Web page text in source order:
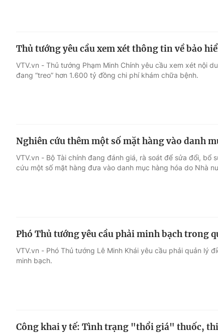
Thủ tướng yêu cầu xem xét thông tin về bảo
VTV.vn - Thủ tướng Phạm Minh Chính yêu cầu xem xét nội
đang “treo” hơn 1.600 tỷ đồng chi phí khám chữa bệnh.
Nghiên cứu thêm một số mặt hàng vào danh
VTV.vn - Bộ Tài chính đang đánh giá, rà soát để sửa đổi, bổ
cứu một số mặt hàng đưa vào danh mục hàng hóa do Nhà
Phó Thủ tướng yêu cầu phải minh bạch trong
VTV.vn - Phó Thủ tướng Lê Minh Khái yêu cầu phải quản lý
minh bạch.
Công khai y tế: Tình trạng "thổi giá" thuốc,